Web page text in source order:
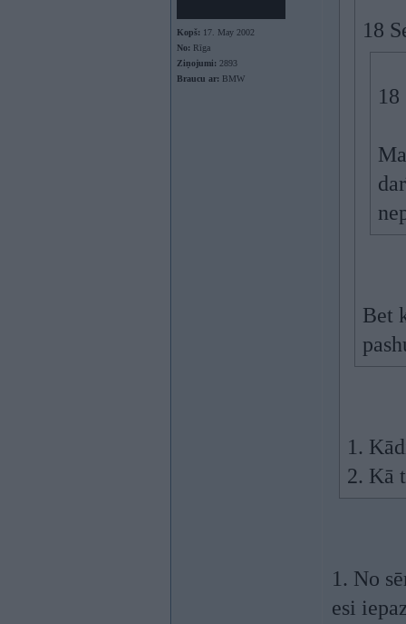
Kopš: 17. May 2002
No: Rīga
Ziņojumi: 2893
Braucu ar: BMW
18
Bet
1.
2. Kā
1. No
esi